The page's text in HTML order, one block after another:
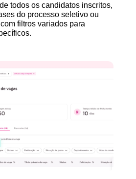
todos os candidatos inscritos,
do processo seletivo ou
filtros variados para